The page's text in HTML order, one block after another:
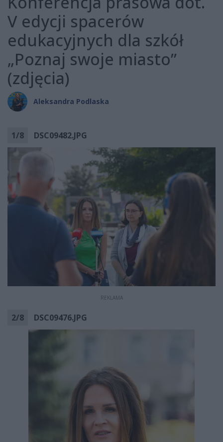
V edycji spacerów
edukacyjnych dla szkół
„Poznaj swoje miasto”
(zdjęcia)
Aleksandra Podlaska
1/8 DSC09482.JPG
REKLAMA
2/8 DSC09476.JPG